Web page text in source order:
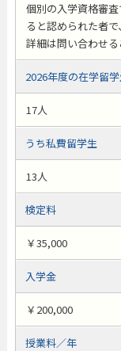
個別の入学資格審
ると認められた者
詳細は問い合わせる
2026年度の在学留
17人
うち私費留学生
13人
検定料
￥35,000
入学金
￥200,000
授業料／年